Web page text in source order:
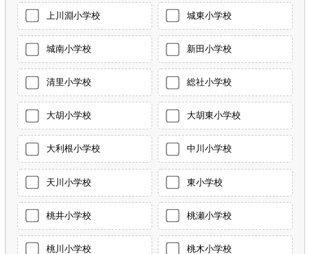
上川淵小学校 城東小学校
城南小学校 新田小学校
清里小学校 総社小学校
大胡小学校 大胡東小学校
大利根小学校 中川小学校
天川小学校 東小学校
桃井小学校 桃瀬小学校
桃川小学校 桃木小学校